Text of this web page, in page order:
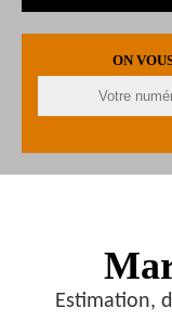
ON
Estimation,